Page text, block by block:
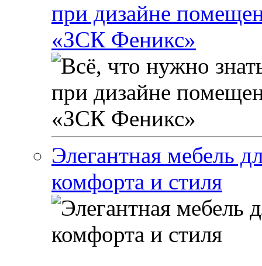
при дизайне
«ЗСК Феникс»
Элегантная мебель
комфорта и стиля